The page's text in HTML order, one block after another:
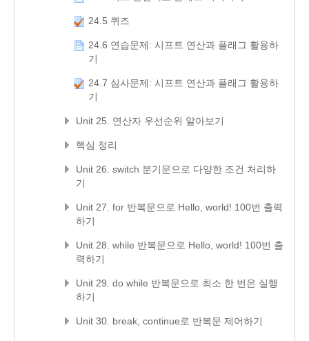
24.5 퀴즈
24.6 연습문제: 시프트 연산과 플래그 활용하
기
24.7 심사문제: 시프트 연산과 플래그 활용하
기
Unit 25. 연산자 우선순위 알아보기
핵심 정리
Unit 26. switch 분기문으로 다양한 조건 처리하
기
Unit 27. for 반복문으로 Hello, world! 100번 출력
하기
Unit 28. while 반복문으로 Hello, world! 100번 출
력하기
Unit 29. do while 반복문으로 최소 한 번은 실행
하기
Unit 30. break, continue로 반복문 제어하기